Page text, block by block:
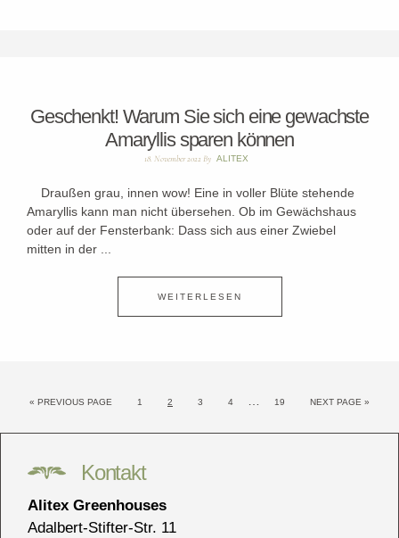
Geschenkt! Warum Sie sich eine gewachste
Amaryllis sparen können
18. November 2022 By ALITEX
Draußen grau, innen wow! Eine in voller Blüte stehende
Amaryllis kann man nicht übersehen. Ob im Gewächshaus
oder auf der Fensterbank: Dass sich aus einer Zwiebel
mitten in der ...
WEITERLESEN
« PREVIOUS PAGE 1 2 3 4 19 NEXT PAGE »
Kontakt
Alitex Greenhouses
Adalbert-Stifter-Str. 11